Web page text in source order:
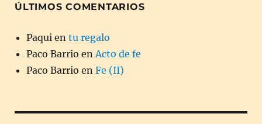
ÚLTIMOS COMENTARIOS
Paqui en tu regalo
Paco Barrio en Acto de fe
Paco Barrio en Fe (II)